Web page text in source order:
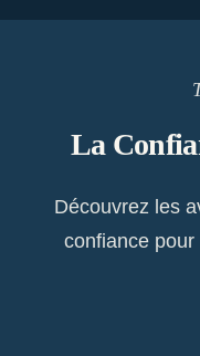
La
Découvrez les
confiance